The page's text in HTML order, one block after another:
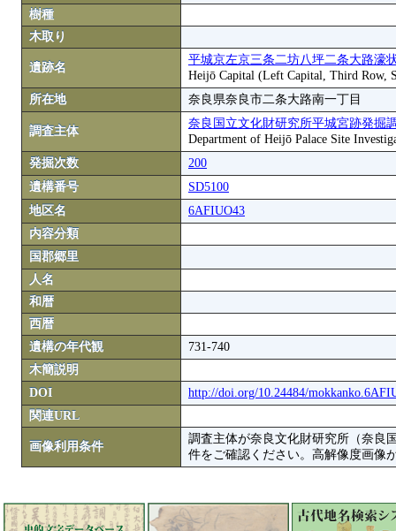
樹種
木取り
遺跡名
平城京左京三条二坊八坪二条大路濠
Heijō Capital (Left Capital, Third Row,
所在地
奈良県奈良市二条大路南一丁目
調査主体
奈良国立文化財研究所平城宮跡発掘
Department of Heijō Palace Site
発掘次数
200
遺構番号
SD5100
地区名
6AFIUO43
内容分類
国郡郷里
人名
和暦
西暦
遺構の年代観
731-740
木簡説明
DOI
http://doi.org/10.24484/
関連URL
画像利用条件
調査主体が奈良文化財研究所（奈良
件をご確認ください。高解像度画像